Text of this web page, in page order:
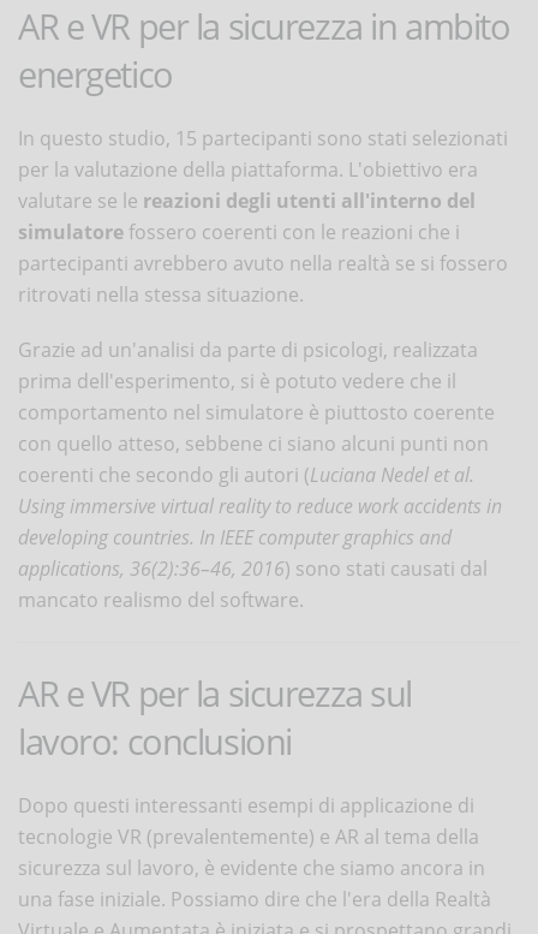
AR e VR per la sicurezza in ambito
energetico
In questo studio, 15 partecipanti sono stati selezionati
per la valutazione della piattaforma. L'obiettivo era
valutare se le reazioni degli utenti all'interno del
simulatore fossero coerenti con le reazioni che i
partecipanti avrebbero avuto nella realtà se si fossero
ritrovati nella stessa situazione.
Grazie ad un'analisi da parte di psicologi, realizzata
prima dell'esperimento, si è potuto vedere che il
comportamento nel simulatore è piuttosto coerente
con quello atteso, sebbene ci siano alcuni punti non
coerenti che secondo gli autori (Luciana Nedel et al.
Using immersive virtual reality to reduce work accidents in
developing countries. In IEEE computer graphics and
applications, 36(2):36–46, 2016) sono stati causati dal
mancato realismo del software.
AR e VR per la sicurezza sul
lavoro: conclusioni
Dopo questi interessanti esempi di applicazione di
tecnologie VR (prevalentemente) e AR al tema della
sicurezza sul lavoro, è evidente che siamo ancora in
una fase iniziale. Possiamo dire che l'era della Realtà